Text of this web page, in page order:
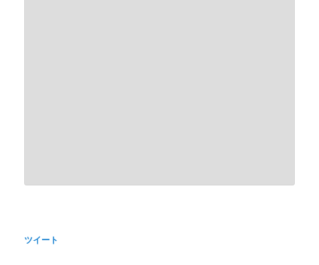
ツイート